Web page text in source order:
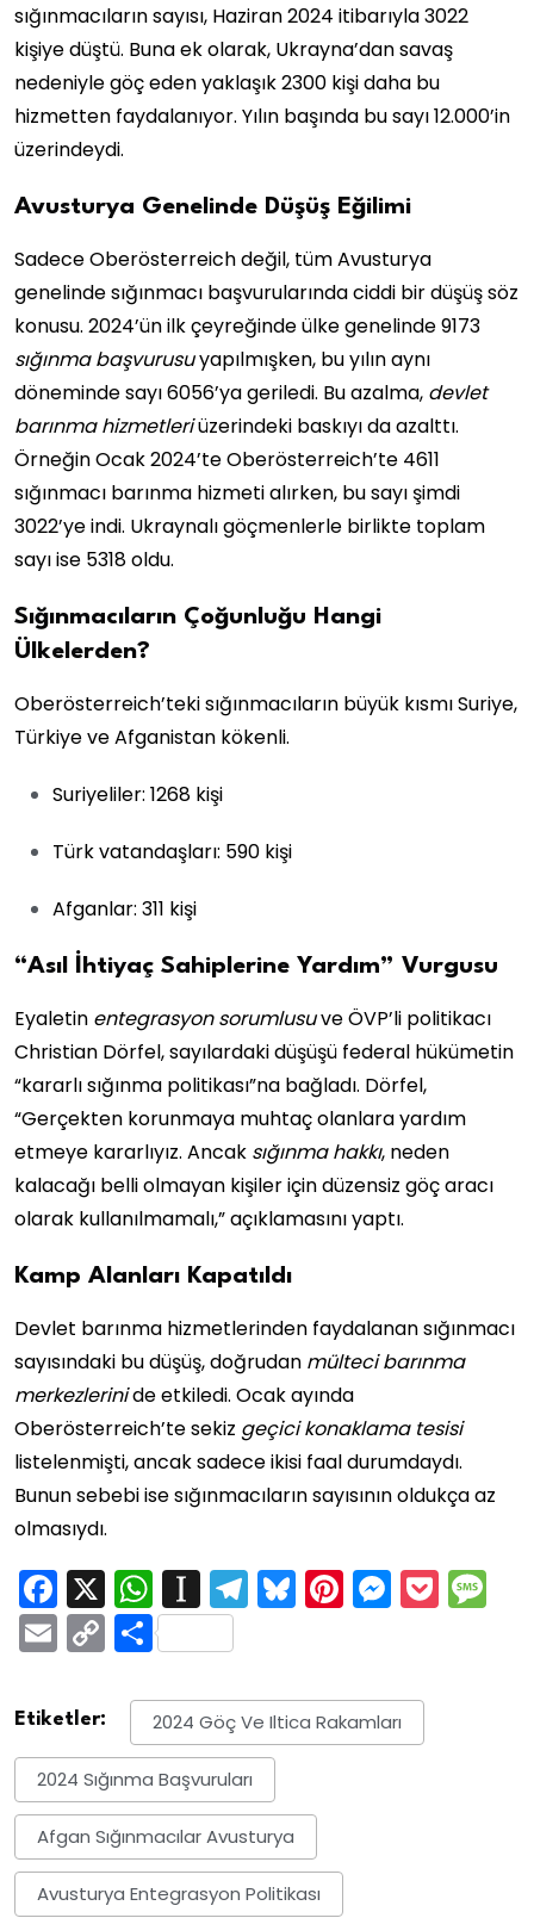
sığınmacıların sayısı, Haziran 2024 itibarıyla 3022
kişiye düştü. Buna ek olarak, Ukrayna’dan savaş
nedeniyle göç eden yaklaşık 2300 kişi daha bu
hizmetten faydalanıyor. Yılın başında bu sayı 12.000’in
üzerindeydi.
Avusturya Genelinde Düşüş Eğilimi
Sadece Oberösterreich değil, tüm Avusturya
genelinde sığınmacı başvurularında ciddi bir düşüş söz
konusu. 2024’ün ilk çeyreğinde ülke genelinde 9173
sığınma başvurusuyapılmışken, bu yılın aynı
döneminde sayı 6056’ya geriledi. Bu azalma, devlet
barınma hizmetleriüzerindeki baskıyı da azalttı.
Örneğin Ocak 2024’te Oberösterreich’te 4611
sığınmacı barınma hizmeti alırken, bu sayı şimdi
3022’ye indi. Ukraynalı göçmenlerle birlikte toplam
sayı ise 5318 oldu.
Sığınmacıların Çoğunluğu Hangi
Ülkelerden?
Oberösterreich’teki sığınmacıların büyük kısmı Suriye,
Türkiye ve Afganistan kökenli.
Suriyeliler: 1268 kişi
Türk vatandaşları: 590 kişi
Afganlar: 311 kişi
“Asıl İhtiyaç Sahiplerine Yardım” Vurgusu
Eyaletin entegrasyon sorumlusuve ÖVP’li politikacı
Christian Dörfel, sayılardaki düşüşü federal hükümetin
“kararlı sığınma politikası”na bağladı. Dörfel,
“Gerçekten korunmaya muhtaç olanlara yardım
etmeye kararlıyız. Ancak sığınma hakkı, neden
kalacağı belli olmayan kişiler için düzensiz göç aracı
olarak kullanılmamalı,” açıklamasını yaptı.
Kamp Alanları Kapatıldı
Devlet barınma hizmetlerinden faydalanan sığınmacı
sayısındaki bu düşüş, doğrudan mülteci barınma
merkezlerinide etkiledi. Ocak ayında
Oberösterreich’te sekiz geçici konaklama tesisi
listelenmişti, ancak sadece ikisi faal durumdaydı.
Bunun sebebi ise sığınmacıların sayısının oldukça az
olmasıydı.
Facebook
X WhatsApp
Instapaper
Telegram
Bluesky
Pinterest
EmailCopy
Link
Share
Etiketler: 2024 Göç Ve Iltica Rakamları
2024 Sığınma Başvuruları
Afgan Sığınmacılar Avusturya
Avusturya Entegrasyon Politikası